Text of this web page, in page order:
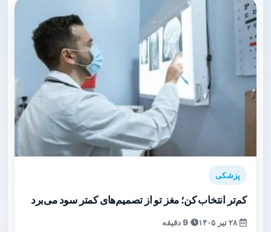
پزشکی
کم‌تر انتخاب کن؛ مغز تو از تصمیم‌های کمتر سود می‌برد